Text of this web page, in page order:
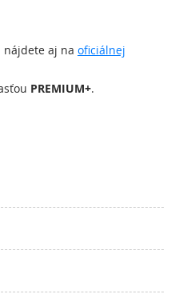
nájdete aj na oficiálnej
PREMIUM+.